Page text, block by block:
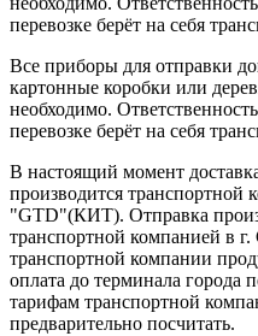
перевозке берёт на себя
Все приборы для отправки
картонные коробки или
необходимо.
перевозке берёт на себя
В настоящий момент
производится
"GTD"(КИТ). Отправка
транспортной компанией в
транспортной компании
оплата до терминала города
тарифам транспортной
предварительно посчитать.